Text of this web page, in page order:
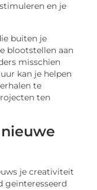
en je
buiten je
blootstellen aan
misschien
kan je helpen
te
ten
je creativiteit
geïnteresseerd